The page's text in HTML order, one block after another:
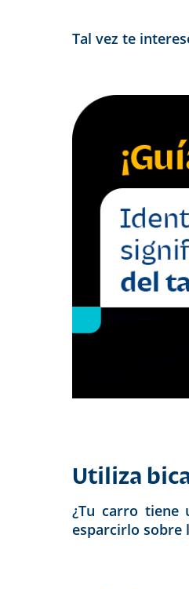
Tal vez te
Utiliza
¿Tu carro tiene
esparcirlo sobre